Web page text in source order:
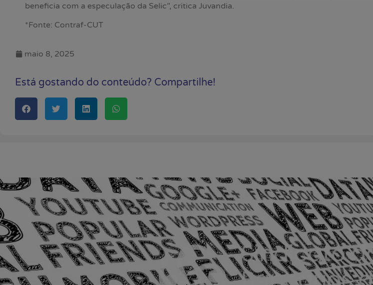
beneficia com a especulação da Selic”, critica Juvandia.
*Fonte: Contraf-CUT
maio 8, 2025
Está gostando do conteúdo? Compartilhe!